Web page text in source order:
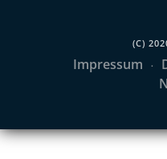
(C)
Impressum